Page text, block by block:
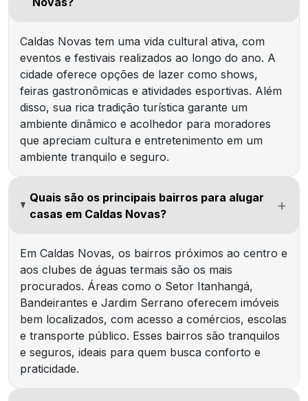
Caldas Novas tem uma vida cultural ativa, com
eventos e festivais realizados ao longo do ano. A
cidade oferece opções de lazer como shows,
feiras gastronômicas e atividades esportivas. Além
disso, sua rica tradição turística garante um
ambiente dinâmico e acolhedor para moradores
que apreciam cultura e entretenimento em um
ambiente tranquilo e seguro.
Quais são os principais bairros para alugar
casas em Caldas Novas?
Em Caldas Novas, os bairros próximos ao centro e
aos clubes de águas termais são os mais
procurados. Áreas como o Setor Itanhangá,
Bandeirantes e Jardim Serrano oferecem imóveis
bem localizados, com acesso a comércios, escolas
e transporte público. Esses bairros são tranquilos
e seguros, ideais para quem busca conforto e
praticidade.